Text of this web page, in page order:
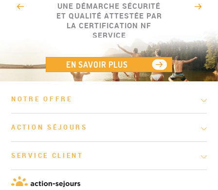
UNE DÉMARCHE SÉCURITÉ
ET QUALITÉ ATTESTÉE PAR
LA CERTIFICATION NF
SERVICE
EN SAVOIR PLUS
NOTRE OFFRE
ACTION SÉJOURS
SERVICE CLIENT